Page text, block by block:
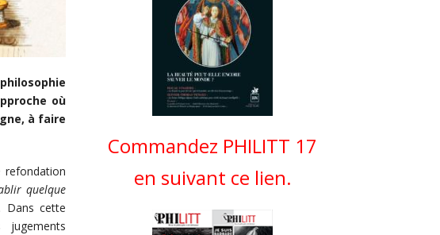
où
à faire
refondation
quelque
. Dans cette
Commandez PHILITT 17
en suivant ce lien.